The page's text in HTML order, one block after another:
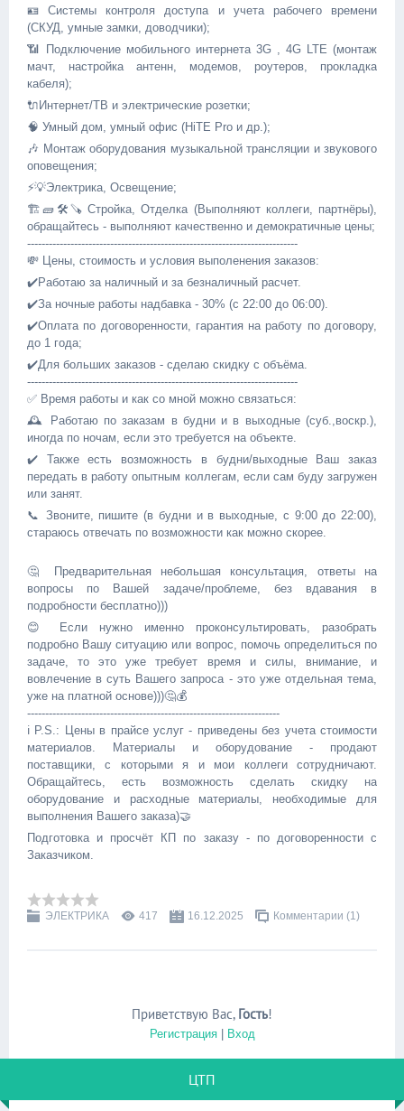
🪪 Системы контроля доступа и учета рабочего времени
(СКУД, умные замки, доводчики);
📶 Подключение мобильного интернета 3G , 4G LTE (монтаж
мачт, настройка антенн, модемов, роутеров, прокладка
кабеля);
🔌Интepнeт/ТВ и элeктричеcкиe pозeтки;
🧠 Умный дом, умный офис (HiTE Pro и др.);
🎶 Монтаж оборудования музыкальной трансляции и звукового
оповещения;
⚡️💡Электрика, Освещение;
🏗🧱🛠🪚 Стройка, Отделка (Выполняют коллеги, партнёры),
обращайтесь - выполняют качественно и демократичные цены;
---------------------------------------------------------------------------
💸 Цены, стоимость и условия выполенения заказов:
✔️Работаю за наличный и за безналичный расчет.
✔️За ночные работы надбавка - 30% (с 22:00 до 06:00).
✔️Оплата по договоренности, гарантия на работу по договору,
до 1 года;
✔️Для больших закaзов - сделаю cкидку с объёма.
---------------------------------------------------------------------------
✅️ Время работы и как со мной можно связаться:
🕰 Работаю по заказам в будни и в выходные (суб.,воскр.),
иногда по ночам, если это требуется на объекте.
✔️ Также есть возможность в будни/выходные Ваш заказ
передать в работу опытным коллегам, если сам буду загружен
или занят.
📞 Звоните, пишите (в будни и в выходные, с 9:00 до 22:00),
стараюсь отвечать по возможности как можно скорее.
🤔 Предварительная небольшая консультация, ответы на
вопросы по Вашей задаче/проблеме, без вдавания в
подробности бесплатно)))
😊 Если нужно именно проконсультировать, разобрать
подробно Вашу ситуацию или вопрос, помочь определиться по
задаче, то это уже требует время и силы, внимание, и
вовлечение в суть Вашего запроса - это уже отдельная тема,
уже на платной основе)))🤔💰
----------------------------------------------------------------------
ℹ️ P.S.: Цены в прайсе услуг - приведены без учета стоимости
материалов. Материалы и оборудование - продают
поставщики, с которыми я и мои коллеги сотрудничают.
Обращайтесь, есть возможность сделать скидку на
оборудование и расходные материалы, необходимые для
выполнения Вашего заказа)🤝
Подготовка и просчёт КП по заказу - по договоренности с
Заказчиком.
ЭЛЕКТРИКА 417 16.12.2025 Комментарии (1)
Приветствую Вас, Гость!
Регистрация| Вход
ЦТП